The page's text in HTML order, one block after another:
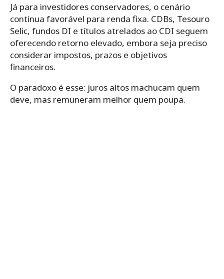
Já para investidores conservadores, o cenário
continua favorável para renda fixa. CDBs, Tesouro
Selic, fundos DI e títulos atrelados ao CDI seguem
oferecendo retorno elevado, embora seja preciso
considerar impostos, prazos e objetivos
financeiros.
O paradoxo é esse: juros altos machucam quem
deve, mas remuneram melhor quem poupa.